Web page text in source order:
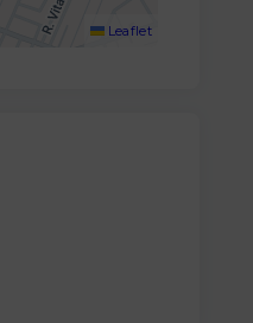
Leaflet